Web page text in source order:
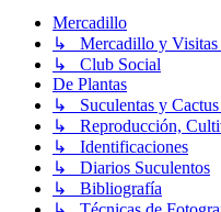
Mercadillo
↳ Mercadillo y Visitas
↳ Club Social
De Plantas
↳ Suculentas y Cactus
↳ Reproducción,
↳ Identificaciones
↳ Diarios Suculentos
↳ Bibliografía